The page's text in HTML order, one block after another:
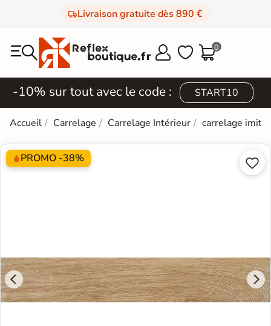
Livraison gratuite dès 890 €
  0
-10% sur tout avec le code : START10
Accueil Carrelage Carrelage Intérieur carrelage
PROMO -38% 
